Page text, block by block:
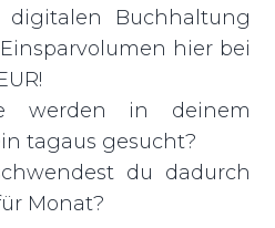
Buchhaltung
hier bei
werden in deinem
tagaus gesucht?
du dadurch
Monat?